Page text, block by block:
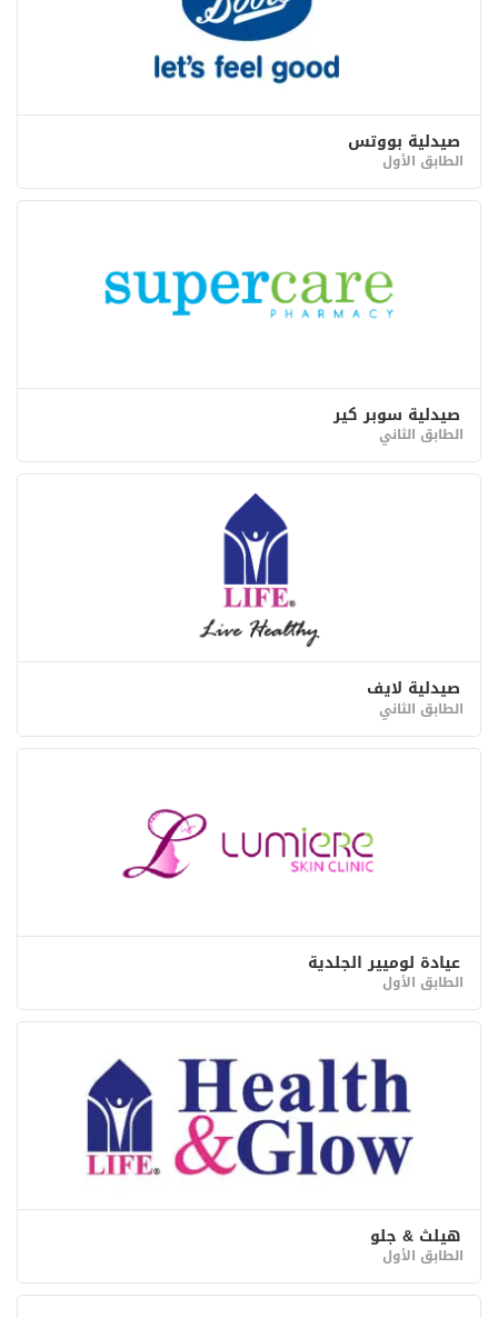
صيدلية بووتس
الطابق الأول
صيدلية سوبر كير
الطابق الثاني
صيدلية لايف
الطابق الثاني
عيادة لوميير الجلدية
الطابق الأول
هيلث & جلو
الطابق الأول